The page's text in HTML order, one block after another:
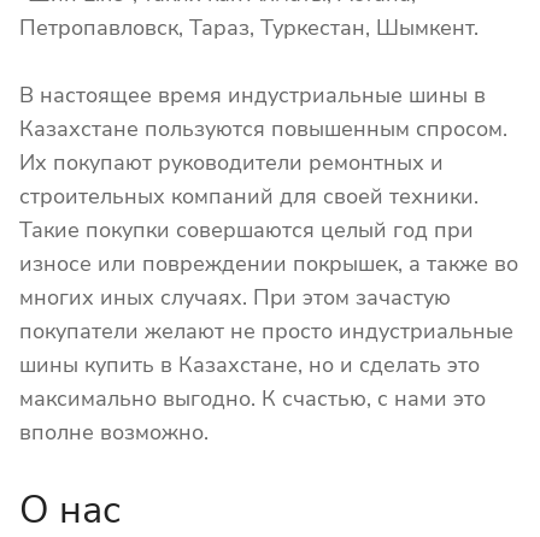
Петропавловск, Тараз, Туркестан, Шымкент.
В настоящее время индустриальные шины в
Казахстане пользуются повышенным спросом.
Их покупают руководители ремонтных и
строительных компаний для своей техники.
Такие покупки совершаются целый год при
износе или повреждении покрышек, а также во
многих иных случаях. При этом зачастую
покупатели желают не просто индустриальные
шины купить в Казахстане, но и сделать это
максимально выгодно. К счастью, с нами это
вполне возможно.
О нас